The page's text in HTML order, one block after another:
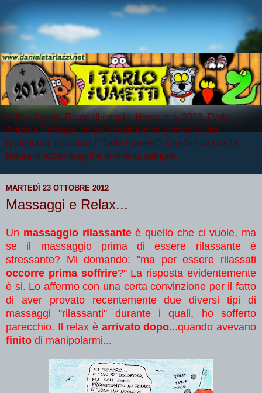
Arthur Serpis, Diario di coppia, Hiroscima, 2012, Darla
Artrosia Perhaps, un po' di satira e un pizzico di vita
quotidiana: insomma i "Tarlo Fumetti"! Che la forza della
lettura vi accompagni e vi diverta sempre.
MARTEDÌ 23 OTTOBRE 2012
Massaggi e Relax...
Un massaggio rilassanteè quello che ci vuole, ma
se il massaggio prima di essere rilassante è
stressante? Mi domando: "ma per essere rilassati
occorre prima soffrire?" La risposta evidentemente
è si. Lo affermo con una certa convinzione per il fatto
di aver provato recentemente due diversi tipi di
massaggi "rilassanti" durante i quali, ho sofferto
parecchio. Il relax è arrivato dopo...quando avevano
finito di manipolarmi...